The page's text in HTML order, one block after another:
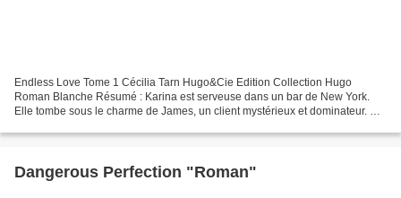
Endless Love Tome 1 Cécilia Tarn Hugo&Cie Edition Collection Hugo
Roman Blanche Résumé : Karina est serveuse dans un bar de New York.
Elle tombe sous le charme de James, un client mystérieux et dominateur. Ce
Dangerous Perfection "Roman"